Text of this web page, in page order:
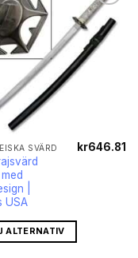
SVÄRD
|
USA
kr646.81
ALTERNATIV